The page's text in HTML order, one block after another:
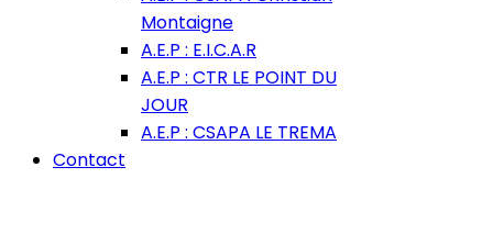
Montaigne
A.E.P : E.I.C.A.R
A.E.P : CTR LE POINT DU
JOUR
A.E.P : CSAPA LE TREMA
Contact